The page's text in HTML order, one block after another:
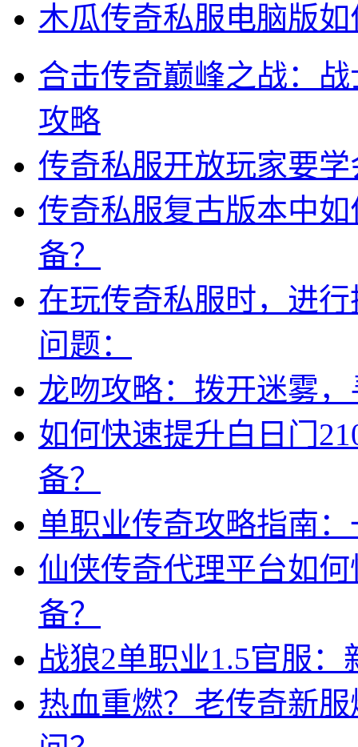
木瓜传奇私服电脑版
合击传奇巅峰之战：
攻略
传奇私服开放玩家要
传奇私服复古版本中
备？
在玩传奇私服时，进
问题：
龙吻攻略：拨开迷雾
如何快速提升白日门
备？
单职业传奇攻略指南
仙侠传奇代理平台如
备？
战狼2单职业1.5官服
热血重燃？老传奇新